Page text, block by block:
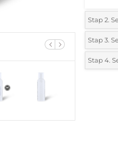
Stap 2.
*
1
Stap 3.
*
Stap 4.